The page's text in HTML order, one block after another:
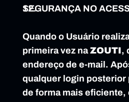
SEGURANÇA NO
Quando o Usuário
primeira vez na ZOUTI,
endereço de e-mail.
qualquer login posterior
de forma mais